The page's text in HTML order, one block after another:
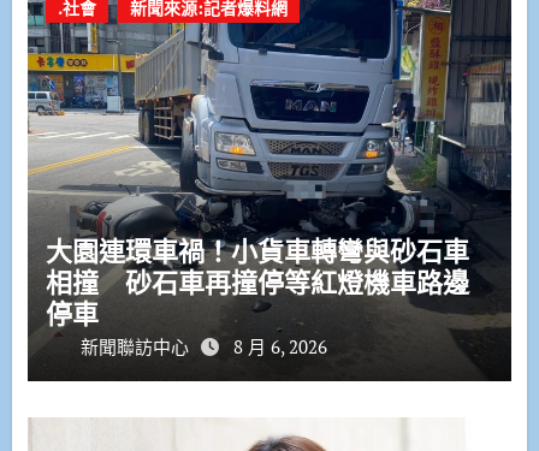
.社會 新聞來源:記者爆料網
大園連環車禍！小貨車轉彎與砂石車
相撞 砂石車再撞停等紅燈機車路邊
停車
新聞聯訪中心 8 月 6, 2026